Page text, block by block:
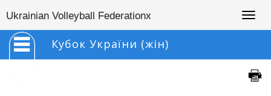
Ukrainian Volleyball Federationx
Кубок України (жін)